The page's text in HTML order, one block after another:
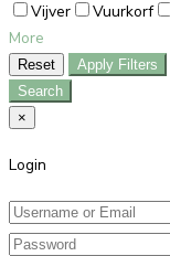
Vijver
Vuurkorf
More
Reset
Apply Filters
Search
×
Login